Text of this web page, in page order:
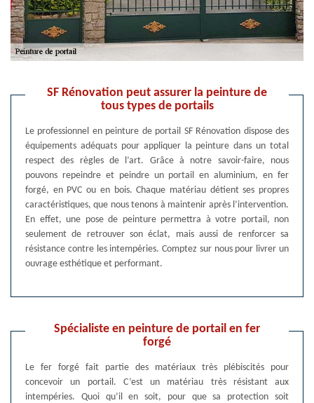
SF Rénovation peut assurer la peinture de
tous types de portails
Le professionnel en peinture de portail SF Rénovation dispose des
équipements adéquats pour appliquer la peinture dans un total
respect des règles de l’art. Grâce à notre savoir-faire, nous
pouvons repeindre et peindre un portail en aluminium, en fer
forgé, en PVC ou en bois. Chaque matériau détient ses propres
caractéristiques, que nous tenons à maintenir après l’intervention.
En effet, une pose de peinture permettra à votre portail, non
seulement de retrouver son éclat, mais aussi de renforcer sa
résistance contre les intempéries. Comptez sur nous pour livrer un
ouvrage esthétique et performant.
Spécialiste en peinture de portail en fer
forgé
Le fer forgé fait partie des matériaux très plébiscités pour
concevoir un portail. C’est un matériau très résistant aux
intempéries. Quoi qu’il en soit, pour que sa protection soit